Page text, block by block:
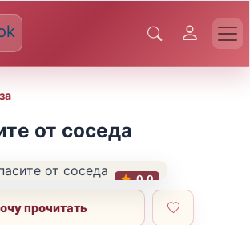
от соседа
0.0
прочитать